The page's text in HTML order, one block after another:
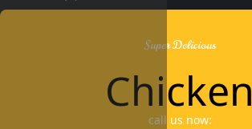
Super Delicious
Chicken
call us now: